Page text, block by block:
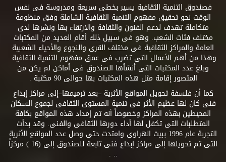
فصندوق التنمية الثقافية يسير بخطى سريعة ومدروسة فى نفس
الوقت نحو تحقيق مفهوم التنمية الثقافية الشاملة وفق منظومة
متكاملة تهدف لدعم الفنون والثقافة والارتقاء بها ونشرها لدى
مختلف فئات الشعب. وهو فى سبيل ذلك أقام العديد من المكتبات
العامة والمراكز الثقافية فى مختلف القرى والنجوع والأحياء الشعبية
وهذا من أهم الأعمال التى تضرب فى عمق مفهوم التنمية الثقافية.
وبلغ عدد المكتبات التى أنشأها الصندوق فى أماكن لم يكن من
المتصور إقامة مثل هذه المكتبات بها حوالى 90 مكتبة .
كما أن فلسفة تحويل المواقع الأثرية –بعد ترميمها–إلى مراكز إبداع
فنى كان لها عظيم الأثر فى تنمية المستوى الثقافى لجموع السكان
المحيطين بهذه المراكز وخصوصاً أنه تم إمداد هذه المواقع بكافة
المتطلبات التى تكفل لها أداء دورها الثقافى والفنى. وقد بدأت
التجربة عام 1996 ببيت الهراوى وامتدت حتى وصل عدد المواقع الأثرية
التى تم تحويلها إلى مراكز إبداع فنى تابعة للصندوق إلى (16 ) مركزاً
.. .